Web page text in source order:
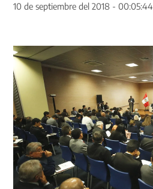
10 de septiembre del 2018 - 00:05:44